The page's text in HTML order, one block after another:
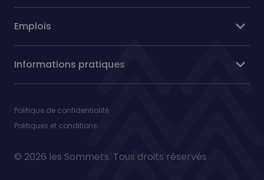
Emplois expand_more
Informations pratiques expand_more
Politique de confidentialité
Politiques et conditions
© 2026 les Sommets. Tous droits réservés